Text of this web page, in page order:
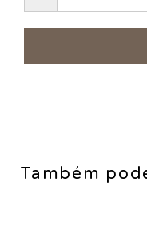
Também